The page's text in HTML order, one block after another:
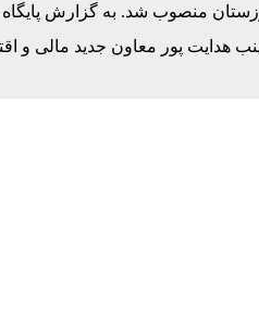
منصوب شد. به گزارش
هدایت پور معاون جدید مالی و